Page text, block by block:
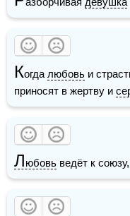
Когда любовь и
приносят в жертву и
Любовь ведёт к